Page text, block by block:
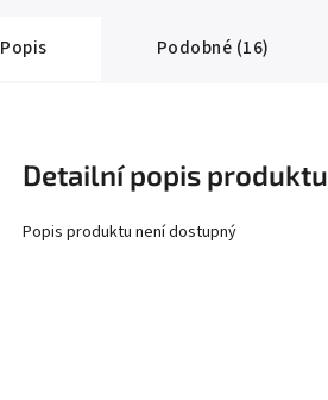
Popis Podobné (16)
Detailní popis produktu
Popis produktu není dostupný